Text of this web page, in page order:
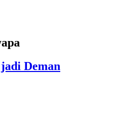
Deman